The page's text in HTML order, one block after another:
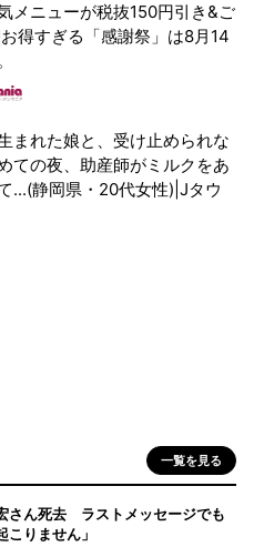
メニューが税抜150円引き&ご
得すぎる「感謝祭」は8月14
まれた娘と、受け止められな
ての夜、助産師がミルクをあ
...(静岡県・20代女性)|Jタウ
一覧を見る
さん死去 ラストメッセージでも
りません」